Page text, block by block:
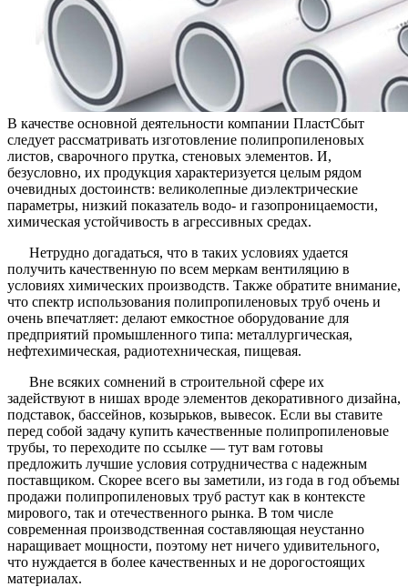
В качестве основной деятельности компании ПластСбыт
следует рассматривать изготовление полипропиленовых
листов, сварочного прутка, стеновых элементов. И,
безусловно, их продукция характеризуется целым рядом
очевидных достоинств: великолепные диэлектрические
параметры, низкий показатель водо- и газопроницаемости,
химическая устойчивость в агрессивных средах.
Нетрудно догадаться, что в таких условиях удается
получить качественную по всем меркам вентиляцию в
условиях химических производств. Также обратите внимание,
что спектр использования полипропиленовых труб очень и
очень впечатляет: делают емкостное оборудование для
предприятий промышленного типа: металлургическая,
нефтехимическая, радиотехническая, пищевая.
Вне всяких сомнений в строительной сфере их
задействуют в нишах вроде элементов декоративного дизайна,
подставок, бассейнов, козырьков, вывесок. Если вы ставите
перед собой задачу купить качественные полипропиленовые
трубы, то переходите по ссылке — тут вам готовы
предложить лучшие условия сотрудничества с надежным
поставщиком. Скорее всего вы заметили, из года в год объемы
продажи полипропиленовых труб растут как в контексте
мирового, так и отечественного рынка. В том числе
современная производственная составляющая неустанно
наращивает мощности, поэтому нет ничего удивительного,
что нуждается в более качественных и не дорогостоящих
материалах.